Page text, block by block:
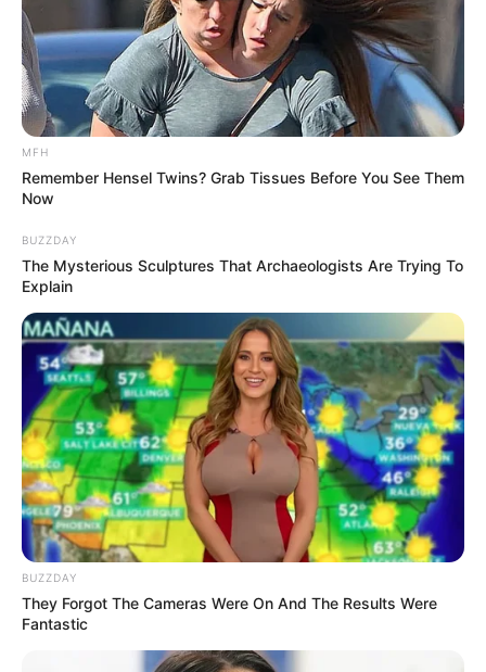
MFH
Remember Hensel Twins? Grab Tissues Before You See Them
Now
BUZZDAY
The Mysterious Sculptures That Archaeologists Are Trying To
Explain
BUZZDAY
They Forgot The Cameras Were On And The Results Were
Fantastic